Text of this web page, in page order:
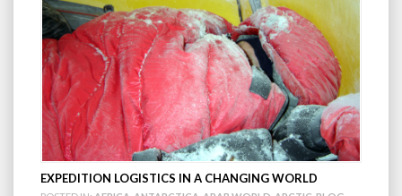
EXPEDITION LOGISTICS IN A CHANGING WORLD